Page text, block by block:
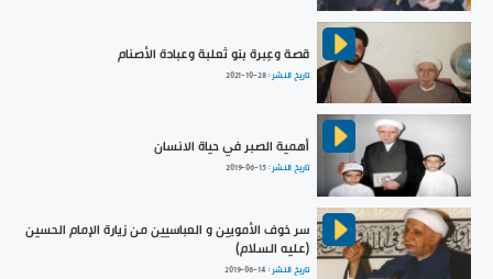
قصة وعِبرة بنو ثعلبة وعبادة الأصنام
تاريخ النشر :2021-10-28
أهمية الصبر في حياة الانسان
تاريخ النشر :2019-06-15
سر خوف الأمويين و العباسيين من زيارة الإمام الحسين
(عليه السلام)
تاريخ النشر : 2019-06-14